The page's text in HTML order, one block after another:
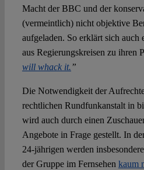
Macht der BBC und der
(vermeintlich) nicht objektive
aufgeladen. So erklärt sich auch
aus Regierungskreisen zu ihren
will whack it.”
Die Notwendigkeit der
rechtlichen Rundfunkanstalt in
wird auch durch einen
Angebote in Frage gestellt. In
24-jährigen werden
der Gruppe im Fernsehen kaum